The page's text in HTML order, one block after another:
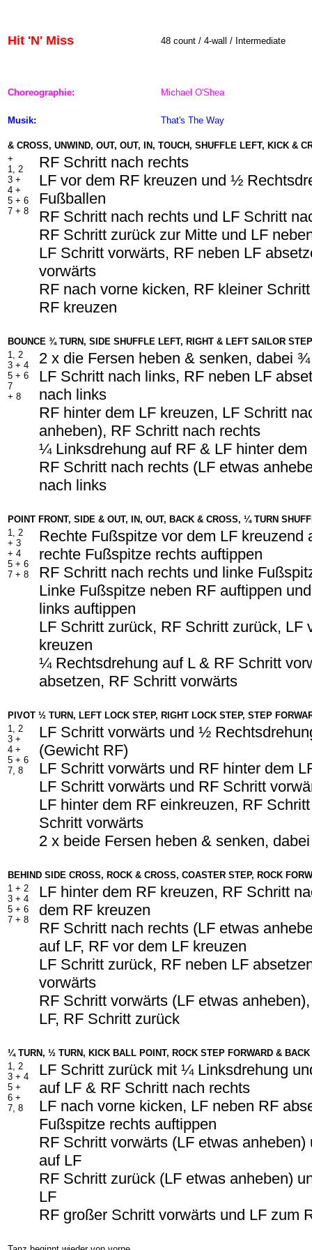
Hit 'N' Miss 48 count / 4-wall / Intermediate
Choreographie: Michael O'Shea
Musik: That's The Way
& CROSS, UNWIND, OUT, OUT, IN, TOUCH, SHUFFLE LEFT, KICK &
+
1, 2
3 +
4 +
5 + 6
7 + 8
RF Schritt nach rechts
LF vor dem RF kreuzen und ½
Fußballen
RF Schritt nach rechts und LF Schritt
RF Schritt zurück zur Mitte und LF
LF Schritt vorwärts, RF neben LF
vorwärts
RF nach vorne kicken, RF kleiner
RF kreuzen
BOUNCE ¾ TURN, SIDE SHUFFLE LEFT, RIGHT & LEFT SAILOR
1, 2
3 + 4
5 + 6
7
+ 8
2 x die Fersen heben & senken, dabei
LF Schritt nach links, RF neben LF
nach links
RF hinter dem LF kreuzen, LF Schritt
anheben), RF Schritt nach rechts
¼ Linksdrehung auf RF & LF hinter dem
RF Schritt nach rechts (LF etwas
nach links
POINT FRONT, SIDE & OUT, IN, OUT, BACK & CROSS, ¼ TURN
1, 2
+ 3
+ 4
5 + 6
7 + 8
Rechte Fußspitze vor dem LF kreuzend
rechte Fußspitze rechts auftippen
RF Schritt nach rechts und linke
Linke Fußspitze neben RF auftippen
links auftippen
LF Schritt zurück, RF Schritt zurück, LF
kreuzen
¼ Rechtsdrehung auf L & RF Schritt
absetzen, RF Schritt vorwärts
PIVOT ½ TURN, LEFT LOCK STEP, RIGHT LOCK STEP, STEP
1, 2
3 +
4 +
5 + 6
7, 8
LF Schritt vorwärts und ½
(Gewicht RF)
LF Schritt vorwärts und RF hinter dem
LF Schritt vorwärts und RF Schritt
LF hinter dem RF einkreuzen, RF
Schritt vorwärts
2 x beide Fersen heben & senken,
BEHIND SIDE CROSS, ROCK & CROSS, COASTER STEP, ROCK
1 + 2
3 + 4
5 + 6
7 + 8
LF hinter dem RF kreuzen, RF Schritt
dem RF kreuzen
RF Schritt nach rechts (LF etwas
auf LF, RF vor dem LF kreuzen
LF Schritt zurück, RF neben LF
vorwärts
RF Schritt vorwärts (LF etwas
LF, RF Schritt zurück
¼ TURN, ½ TURN, KICK BALL POINT, ROCK STEP FORWARD &
1, 2
3 + 4
5 +
6 +
7, 8
LF Schritt zurück mit ¼ Linksdrehung
auf LF & RF Schritt nach rechts
LF nach vorne kicken, LF neben RF
Fußspitze rechts auftippen
RF Schritt vorwärts (LF etwas
auf LF
RF Schritt zurück (LF etwas anheben)
LF
RF großer Schritt vorwärts und LF zum